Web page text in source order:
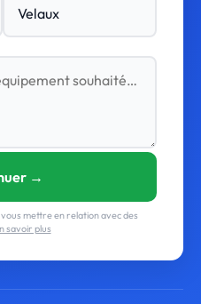
→
mettre en relation avec des
savoir plus